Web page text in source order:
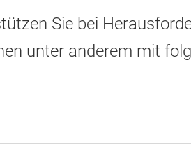
Sie bei
unter anderem mit